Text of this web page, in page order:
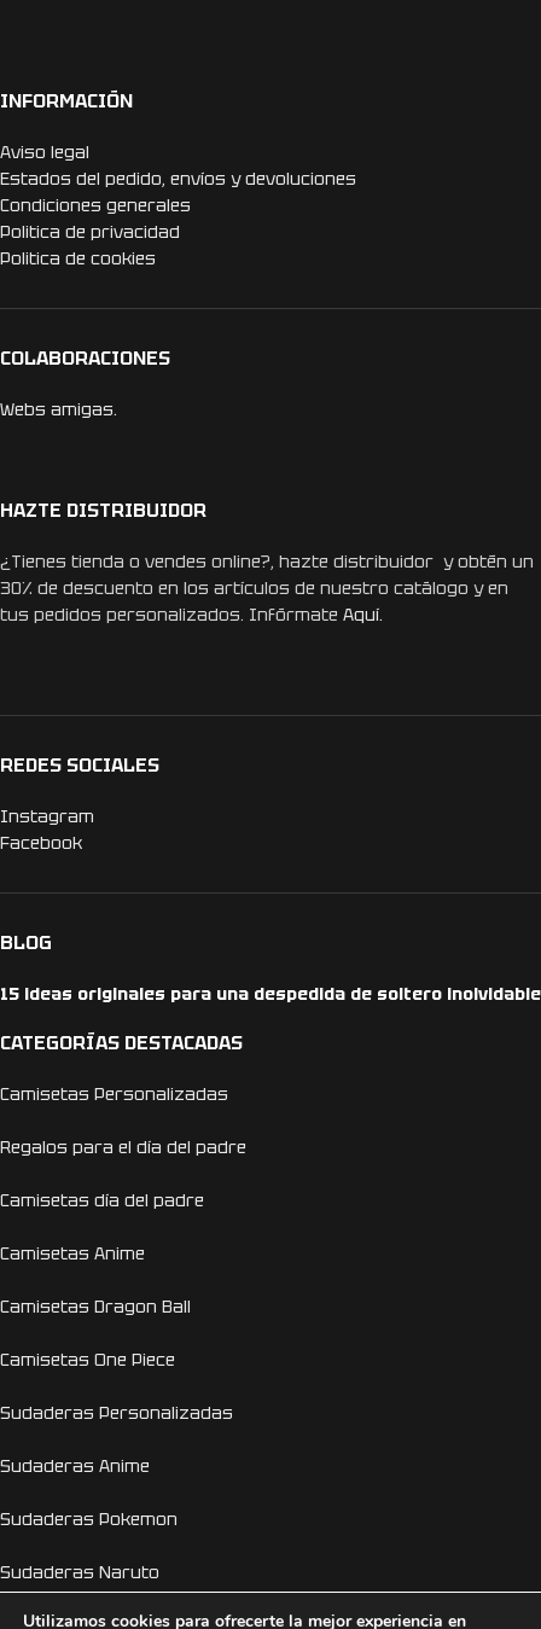
INFORMACIÓN
Aviso legal
Estados del pedido, envíos y devoluciones
Condiciones generales
Politica de privacidad
Politica de cookies
COLABORACIONES
Webs amigas.
HAZTE DISTRIBUIDOR
¿Tienes tienda o vendes online?, hazte distribuidor y obtén un
30% de descuento en los artículos de nuestro catálogo y en
tus pedidos personalizados. Infórmate Aquí.
REDES SOCIALES
Instagram
Facebook
BLOG
15 ideas originales para una despedida de soltero inolvidable
CATEGORÍAS DESTACADAS
Camisetas Personalizadas
Regalos para el día del padre
Camisetas día del padre
Camisetas Anime
Camisetas Dragon Ball
Camisetas One Piece
Sudaderas Personalizadas
Sudaderas Anime
Sudaderas Pokemon
Sudaderas Naruto
Utilizamos cookies para ofrecerte la mejor experiencia en